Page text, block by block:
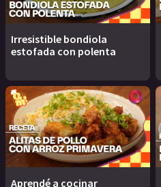
Irresistible bondiola
estofada con polenta
Aprendé a cocinar